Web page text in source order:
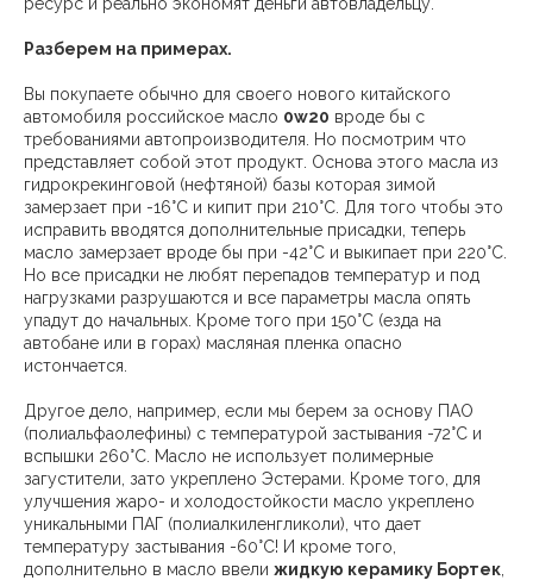
Разберем на примерах.
Вы покупаете обычно для своего нового китайского
автомобиля российское масло 0w20 вроде бы с
требованиями автопроизводителя. Но посмотрим что
представляет собой этот продукт. Основа этого масла из
гидрокрекинговой (нефтяной) базы которая зимой
замерзает при -16°C и кипит при 210°C. Для того чтобы это
исправить вводятся дополнительные присадки, теперь
масло замерзает вроде бы при -42°C и выкипает при 220°C.
Но все присадки не любят перепадов температур и под
нагрузками разрушаются и все параметры масла опять
упадут до начальных. Кроме того при 150°C (езда на
автобане или в горах) масляная пленка опасно
истончается.
Другое дело, например, если мы берем за основу ПАО
(полиальфаолефины) с температурой застывания -72°C и
вспышки 260°C. Масло не использует полимерные
загустители, зато укреплено Эстерами. Кроме того, для
улучшения жаро- и холодостойкости масло укреплено
уникальными ПАГ (полиалкиленгликоли), что дает
температуру застывания -60°C! И кроме того,
дополнительно в масло ввели жидкую керамику Бортек